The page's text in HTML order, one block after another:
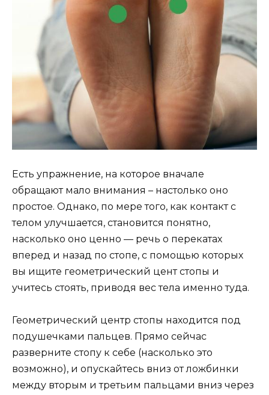
Есть упражнение, на которое вначале
обращают мало внимания – настолько оно
простое. Однако, по мере того, как контакт с
телом улучшается, становится понятно,
насколько оно ценно — речь о перекатах
вперед и назад по стопе, с помощью которых
вы ищите геометрический цент стопы и
учитесь стоять, приводя вес тела именно туда.
Геометрический центр стопы находится под
подушечками пальцев. Прямо сейчас
разверните стопу к себе (насколько это
возможно), и опускайтесь вниз от ложбинки
между вторым и третьим пальцами вниз через